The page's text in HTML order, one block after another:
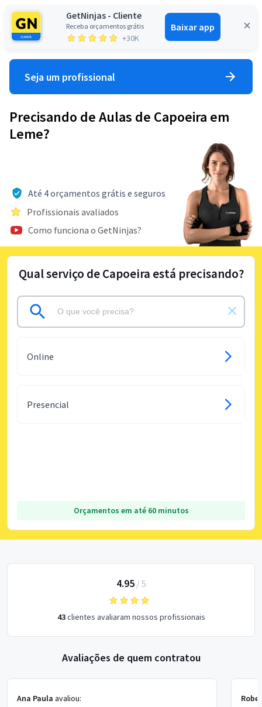
GetNinjas - Cliente
Receba orçamentos grátis
+30K
Baixar app
Entrar
Seja um profissional
Precisando de Aulas de Capoeira em
Leme?
Até 4 orçamentos grátis e seguros
Profissionais avaliados
Como funciona o GetNinjas?
Qual serviço de Capoeira está precisando?
Online
Presencial
Orçamentos em até 60 minutos
4.95/ 5
43clientes avaliaram nossos profissionais
Avaliações de quem contratou
Ana Paula avaliou: